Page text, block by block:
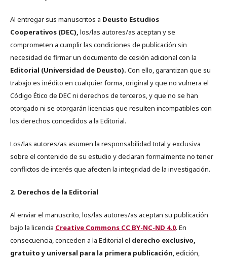
Al entregar sus manuscritos a Deusto Estudios
Cooperativos (DEC), los/las autores/as aceptan y se
comprometen a cumplir las condiciones de publicación sin
necesidad de firmar un documento de cesión adicional con la
Editorial (Universidad de Deusto). Con ello, garantizan que su
trabajo es inédito en cualquier forma, original y que no vulnera el
Código Ético de DEC ni derechos de terceros, y que no se han
otorgado ni se otorgarán licencias que resulten incompatibles con
los derechos concedidos a la Editorial.
Los/las autores/as asumen la responsabilidad total y exclusiva
sobre el contenido de su estudio y declaran formalmente no tener
conflictos de interés que afecten la integridad de la investigación.
2. Derechos de la Editorial
Al enviar el manuscrito, los/las autores/as aceptan su publicación
bajo la licencia Creative Commons CC BY-NC-ND 4.0. En
consecuencia, conceden a la Editorial el derecho exclusivo,
gratuito y universal para la primera publicación, edición,